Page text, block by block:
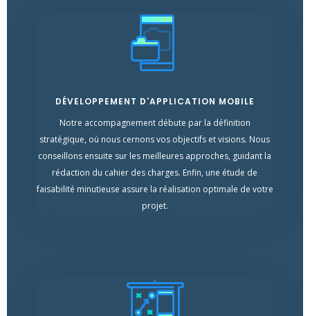
DÉVELOPPEMENT D'APPLICATION MOBILE
Notre accompagnement débute par la définition
stratégique, où nous cernons vos objectifs et visions. Nous
conseillons ensuite sur les meilleures approches, guidant la
rédaction du cahier des charges. Enfin, une étude de
faisabilité minutieuse assure la réalisation optimale de votre
projet.